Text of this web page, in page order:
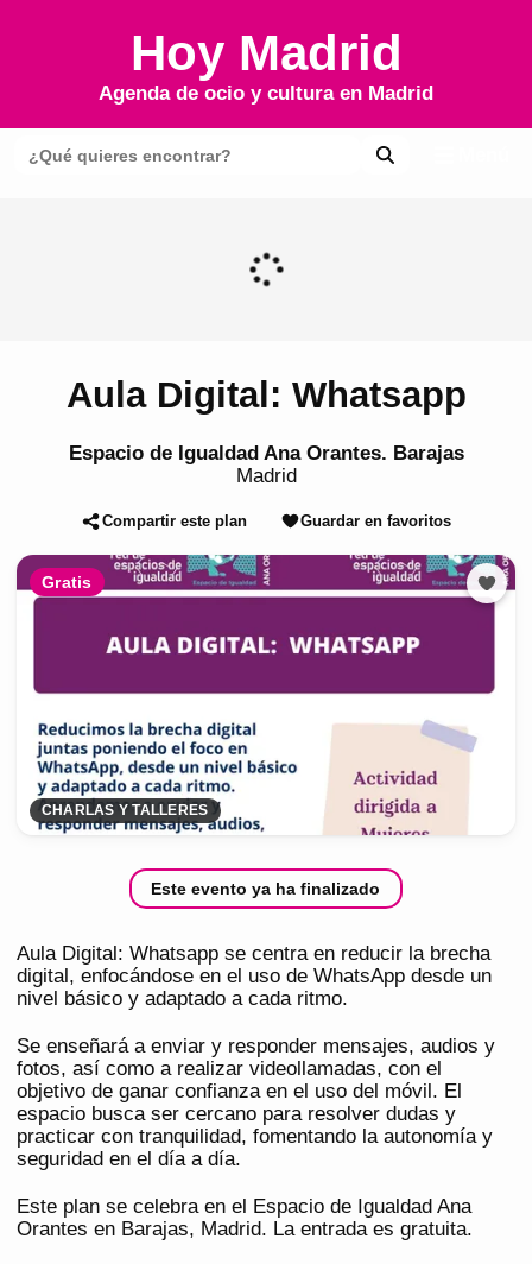
Hoy Madrid
Agenda de ocio y cultura en Madrid
Aula Digital: Whatsapp
Espacio de Igualdad Ana Orantes. Barajas
Madrid
Compartir este plan Guardar en favoritos
Gratis
CHARLAS Y TALLERES
Este evento ya ha finalizado
Aula Digital: Whatsapp se centra en reducir la brecha
digital, enfocándose en el uso de WhatsApp desde un
nivel básico y adaptado a cada ritmo.
Se enseñará a enviar y responder mensajes, audios y
fotos, así como a realizar videollamadas, con el
objetivo de ganar confianza en el uso del móvil. El
espacio busca ser cercano para resolver dudas y
practicar con tranquilidad, fomentando la autonomía y
seguridad en el día a día.
Este plan se celebra en el Espacio de Igualdad Ana
Orantes en Barajas, Madrid. La entrada es gratuita.